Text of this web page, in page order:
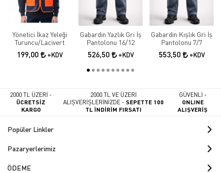
Yönetici İkaz Yeleği
Turuncu/Lacivert
199,00 +KDV
Gabardin Yazlık Gri İş
Pantolonu 16/12
526,50 +KDV
Gabardin Kışlık Gri İş
Pantolonu 7/7
553,50 +KDV
2000 TL ÜZERİ -
ÜCRETSİZ
KARGO
2000 TL VE ÜZERİ
ALIŞVERİŞLERİNİZDE -SEPETTE 100
TL İNDİRİM FIRSATI
GÜVENLİ -
ONLINE
ALIŞVERİŞ
Popüler Linkler
Pazaryerlerimiz
ÖDEME